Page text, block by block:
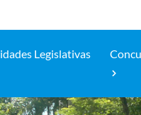
Legislativas